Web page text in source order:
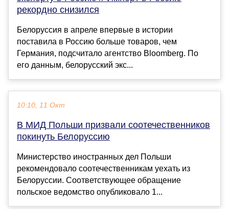
рекордно снизился
Белоруссия в апреле впервые в истории
поставила в Россию больше товаров, чем
Германия, подсчитало агентство Bloomberg. По
его данным, белорусский экс...
10:10, 11 Окт
В МИД Польши призвали соотечественников
покинуть Белоруссию
Министерство иностранных дел Польши
рекомендовало соотечественникам уехать из
Белоруссии. Соответствующее обращение
польское ведомство опубликовало 1...